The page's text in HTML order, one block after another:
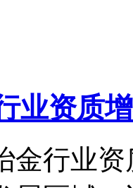
业资质
金行业